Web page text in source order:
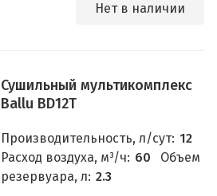
Нет в наличии
Сушильный мультикомплекс
Ballu BD12T
Производительность, л/сут: 12
Расход воздуха, м³/ч: 60
Объем
резервуара, л: 2.3